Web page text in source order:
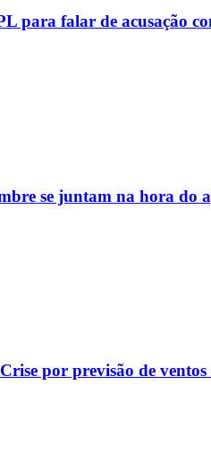
para falar de acusação
se juntam na hora do
por previsão de